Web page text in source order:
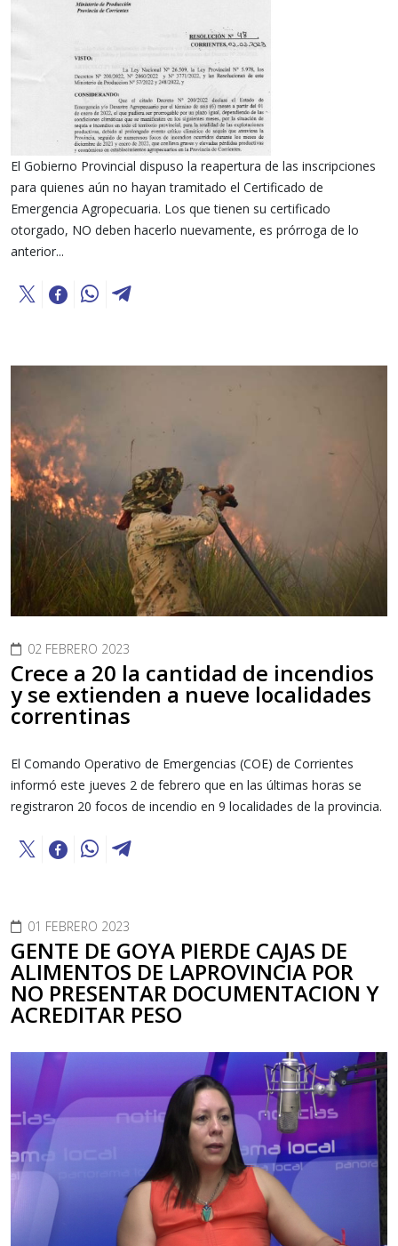
El Gobierno Provincial dispuso la reapertura de las inscripciones
para quienes aún no hayan tramitado el Certificado de
Emergencia Agropecuaria. Los que tienen su certificado
otorgado, NO deben hacerlo nuevamente, es prórroga de lo
anterior...
02 FEBRERO 2023
Crece a 20 la cantidad de incendios
y se extienden a nueve localidades
correntinas
El Comando Operativo de Emergencias (COE) de Corrientes
informó este jueves 2 de febrero que en las últimas horas se
registraron 20 focos de incendio en 9 localidades de la provincia.
01 FEBRERO 2023
GENTE DE GOYA PIERDE CAJAS DE
ALIMENTOS DE LAPROVINCIA POR
NO PRESENTAR DOCUMENTACION Y
ACREDITAR PESO